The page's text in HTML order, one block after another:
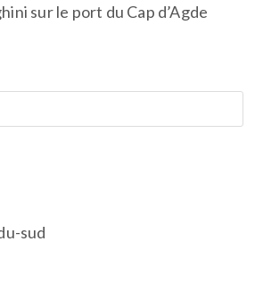
sur le port du Cap d’Agde
sud